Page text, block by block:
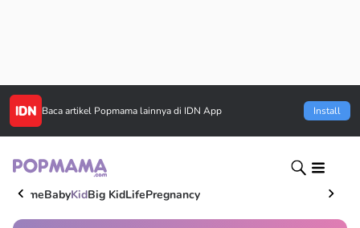
Baca artikel Popmama lainnya di IDN App Install
HomeBabyKidBig KidLifePregnancy